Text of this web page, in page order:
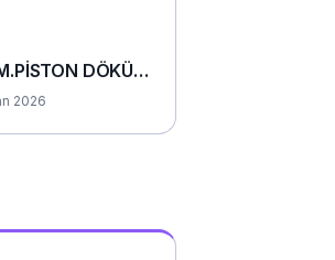
DÖKÜM
VE BORU
2026